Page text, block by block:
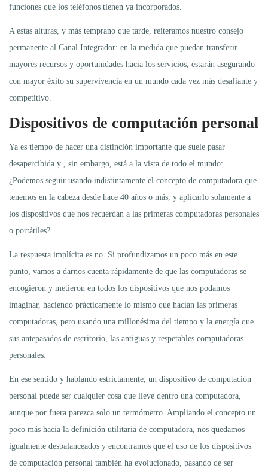
funciones que los teléfonos tienen ya incorporados.
A estas alturas, y más temprano que tarde, reiteramos nuestro consejo
permanente al Canal Integrador: en la medida que puedan transferir
mayores recursos y oportunidades hacia los servicios, estarán asegurando
con mayor éxito su supervivencia en un mundo cada vez más desafiante y
competitivo.
Dispositivos de computación personal
Ya es tiempo de hacer una distinción importante que suele pasar
desapercibida y , sin embargo, está a la vista de todo el mundo:
¿Podemos seguir usando indistintamente el concepto de computadora que
tenemos en la cabeza desde hace 40 años o más, y aplicarlo solamente a
los dispositivos que nos recuerdan a las primeras computadoras personales
o portátiles?
La respuesta implícita es no. Si profundizamos un poco más en este
punto, vamos a darnos cuenta rápidamente de que las computadoras se
encogieron y metieron en todos los dispositivos que nos podamos
imaginar, haciendo prácticamente lo mismo que hacían las primeras
computadoras, pero usando una millonésima del tiempo y la energía que
sus antepasados de escritorio, las antiguas y respetables computadoras
personales.
En ese sentido y hablando estrictamente, un dispositivo de computación
personal puede ser cualquier cosa que lleve dentro una computadora,
aunque por fuera parezca solo un termómetro. Ampliando el concepto un
poco más hacia la definición utilitaria de computadora, nos quedamos
igualmente desbalanceados y encontramos que el uso de los dispositivos
de computación personal también ha evolucionado, pasando de ser